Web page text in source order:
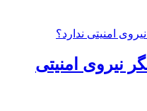
نیروی امنیتی